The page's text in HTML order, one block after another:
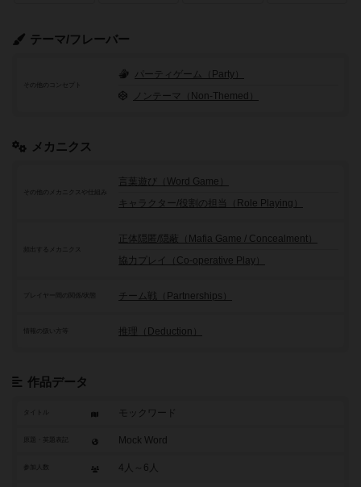
テーマ/フレーバー
その他のコンセプト
パーティゲーム（Party）
ノンテーマ（Non-Themed）
メカニクス
その他のメカニクスや仕組み
言葉遊び（Word Game）
キャラクター/役割の担当（Role Playing）
頻出するメカニクス
正体隠匿/隠蔽（Mafia Game / Concealment）
協力プレイ（Co-operative Play）
プレイヤー間の関係/状態 チーム戦（Partnerships）
推理（Deduction）
作品データ
タイトル モックワード
原題・英題表記 Mock Word
参加人数 4人～6人